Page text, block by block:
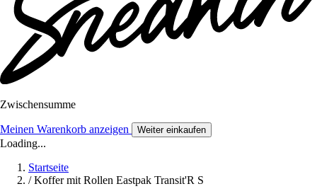
Zwischensumme
Meinen Warenkorb anzeigen Weiter einkaufen
Loading...
Startseite
/ Koffer mit Rollen Eastpak Transit'R S